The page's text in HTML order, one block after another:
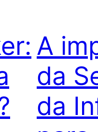
A
da
da